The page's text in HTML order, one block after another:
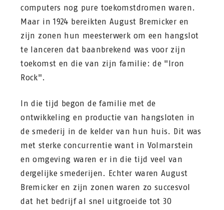
computers nog pure toekomstdromen waren.
Maar in 1924 bereikten August Bremicker en
zijn zonen hun meesterwerk om een hangslot
te lanceren dat baanbrekend was voor zijn
toekomst en die van zijn familie: de "Iron
Rock".
In die tijd begon de familie met de
ontwikkeling en productie van hangsloten in
de smederij in de kelder van hun huis. Dit was
met sterke concurrentie want in Volmarstein
en omgeving waren er in die tijd veel van
dergelijke smederijen. Echter waren August
Bremicker en zijn zonen waren zo succesvol
dat het bedrijf al snel uitgroeide tot 30